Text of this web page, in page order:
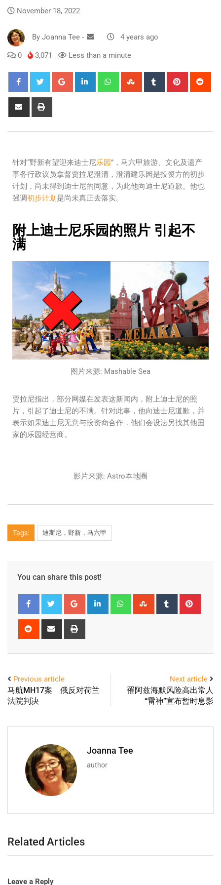
November 18, 2022
By Joanna Tee - 4 years ago
0 3,071 Less than a minute
针对“野新有望迎来迪士尼乐园”，马六甲旅游、文化及遗产
事务行政议员拿督贾拉尼澄清，澄清建乐园是投资方的初步
计划，尚未得到迪士尼的同意，为此他向迪士尼道歉。他也
强调初步计划 是尚未真正去落实。
附上迪士尼乐园的照片 引起不
满
图片来源: Mashable Sea
贾拉尼指出，部分网媒在发表这新闻内，附上迪士尼的照
片，引起了迪士尼的不满。针对此事，他向迪士尼道歉，并
表示如果迪士尼无意与投资商合作，他们会设法另找其他国
家的乐园经营商。
影片来源: Astro本地圈
Tags: 迪斯尼，野新，马六甲
You can share this post!
Previous article
马航MH17案 俄反对荷兰
法院判决
Next article
罹阿兹海默风险高出常人
“雷神”宣布暂时息影
Joanna Tee
author
Related Articles
Leave a Reply